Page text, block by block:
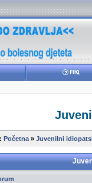
: Početna » Juvenilni